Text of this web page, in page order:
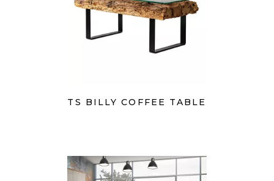
TS BILLY COFFEE TABLE